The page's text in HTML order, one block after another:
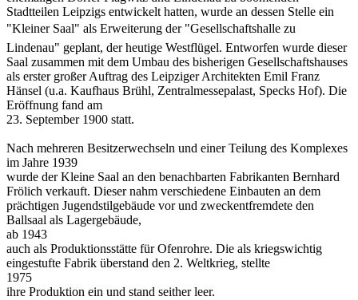
Stadtteilen Leipzigs entwickelt hatten, wurde an dessen Stelle ein
"Kleiner Saal" als Erweiterung der "Gesellschaftshalle zu
Lindenau" geplant, der heutige Westflügel. Entworfen wurde dieser
Saal zusammen mit dem Umbau des bisherigen Gesellschaftshauses
als erster großer Auftrag des Leipziger Architekten Emil Franz
Hänsel (u.a. Kaufhaus Brühl, Zentralmessepalast, Specks Hof). Die
Eröffnung fand am
23. September 1900 statt.
Nach mehreren Besitzerwechseln und einer Teilung des Komplexes
im Jahre 1939
wurde der Kleine Saal an den benachbarten Fabrikanten Bernhard
Frölich verkauft. Dieser nahm verschiedene Einbauten an dem
prächtigen Jugendstilgebäude vor und zweckentfremdete den
Ballsaal als Lagergebäude,
ab 1943
auch als Produktionsstätte für Ofenrohre. Die als kriegswichtig
eingestufte Fabrik überstand den 2. Weltkrieg, stellte
1975
ihre Produktion ein und stand seither leer.